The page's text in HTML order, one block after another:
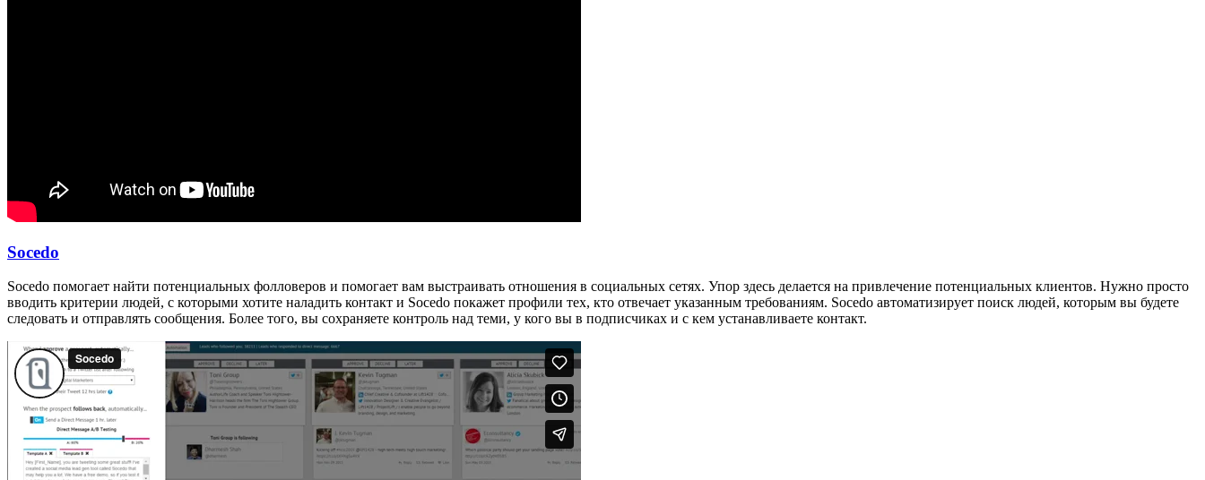
Socedo
Socedo помогает найти потенциальных фолловеров и помогает вам выстраивать отношения в социальных сетях. Упор здесь делается на привлечение потенциальных клиентов. Нужно просто
вводить критерии людей, с которыми хотите наладить контакт и Socedo покажет профили тех, кто отвечает указанным требованиям. Socedo автоматизирует поиск людей, которым вы будете
следовать и отправлять сообщения. Более того, вы сохраняете контроль над теми, у кого вы в подписчиках и с кем устанавливаете контакт.